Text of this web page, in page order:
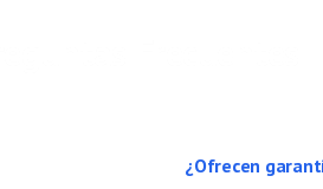
¿Ofrecen